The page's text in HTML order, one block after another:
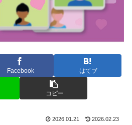
Facebook はてブ
コピー
2026.01.21 2026.02.23